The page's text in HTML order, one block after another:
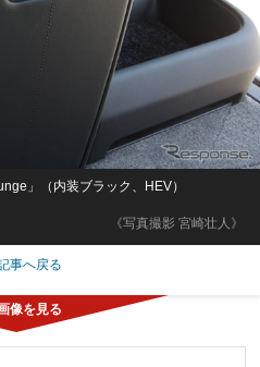
《写真撮影 宮崎壮人》
」（内装ブラック、HEV）
事へ戻る